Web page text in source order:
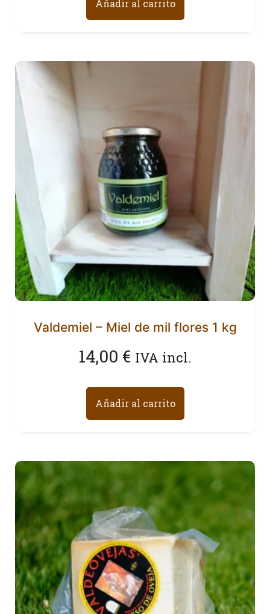
Añadir al carrito
Valdemiel – Miel de mil flores 1 kg
14,00 € IVA incl.
Añadir al carrito